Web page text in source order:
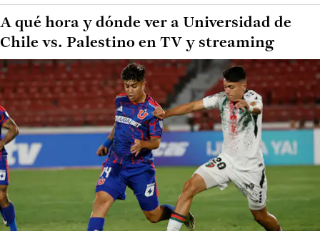
A qué hora y dónde ver a Universidad de
Chile vs. Palestino en TV y streaming